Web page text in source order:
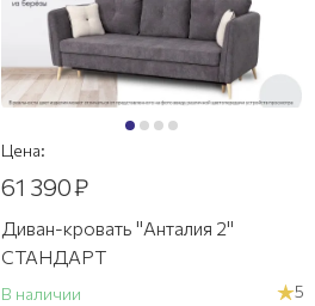
Цена:
61 390₽
Диван-кровать "Анталия 2"
СТАНДАРТ
В наличии 5